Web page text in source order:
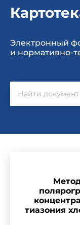
Электронный
и нормативно-
тиазония